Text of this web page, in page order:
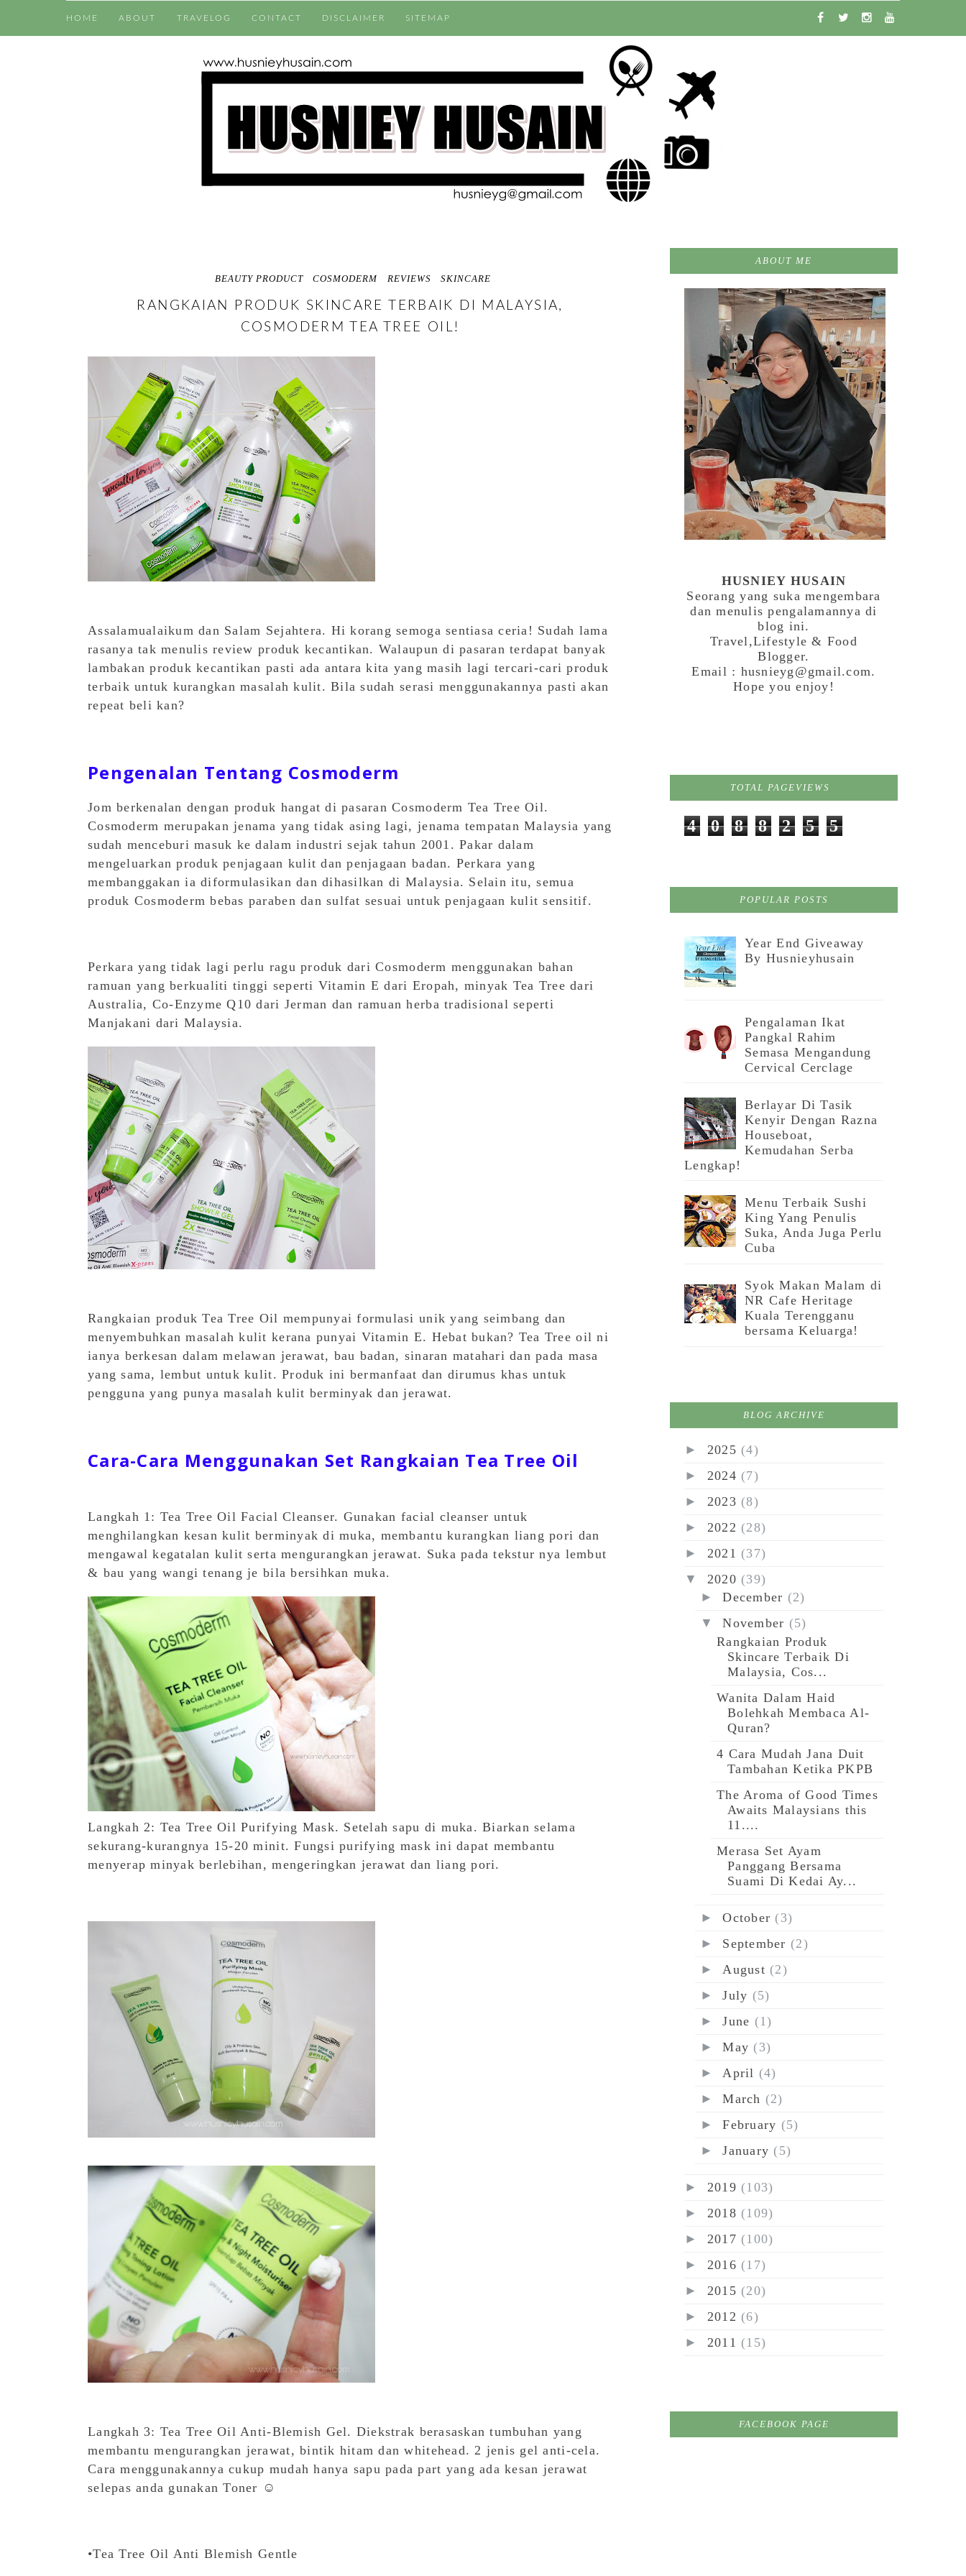
HOME ABOUT TRAVELOG CONTACT DISCLAIMER SITEMAP
BEAUTY PRODUCT COSMODERM REVIEWS SKINCARE
RANGKAIAN PRODUK SKINCARE TERBAIK DI MALAYSIA,
COSMODERM TEA TREE OIL!
Assalamualaikum dan Salam Sejahtera. Hi korang semoga sentiasa ceria! Sudah lama
rasanya tak menulis review produk kecantikan. Walaupun di pasaran terdapat banyak
lambakan produk kecantikan pasti ada antara kita yang masih lagi tercari-cari produk
terbaik untuk kurangkan masalah kulit. Bila sudah serasi menggunakannya pasti akan
repeat beli kan?
Pengenalan Tentang Cosmoderm
Jom berkenalan dengan produk hangat di pasaran Cosmoderm Tea Tree Oil.
Cosmoderm merupakan jenama yang tidak asing lagi, jenama tempatan Malaysia yang
sudah menceburi masuk ke dalam industri sejak tahun 2001. Pakar dalam
mengeluarkan produk penjagaan kulit dan penjagaan badan. Perkara yang
membanggakan ia diformulasikan dan dihasilkan di Malaysia. Selain itu, semua
produk Cosmoderm bebas paraben dan sulfat sesuai untuk penjagaan kulit sensitif.
Perkara yang tidak lagi perlu ragu produk dari Cosmoderm menggunakan bahan
ramuan yang berkualiti tinggi seperti Vitamin E dari Eropah, minyak Tea Tree dari
Australia, Co-Enzyme Q10 dari Jerman dan ramuan herba tradisional seperti
Manjakani dari Malaysia.
Rangkaian produk Tea Tree Oil mempunyai formulasi unik yang seimbang dan
menyembuhkan masalah kulit kerana punyai Vitamin E. Hebat bukan? Tea Tree oil ni
ianya berkesan dalam melawan jerawat, bau badan, sinaran matahari dan pada masa
yang sama, lembut untuk kulit. Produk ini bermanfaat dan dirumus khas untuk
pengguna yang punya masalah kulit berminyak dan jerawat.
Cara-Cara Menggunakan Set Rangkaian Tea Tree Oil
Langkah 1: Tea Tree Oil Facial Cleanser. Gunakan facial cleanser untuk
menghilangkan kesan kulit berminyak di muka, membantu kurangkan liang pori dan
mengawal kegatalan kulit serta mengurangkan jerawat. Suka pada tekstur nya lembut
& bau yang wangi tenang je bila bersihkan muka.
Langkah 2: Tea Tree Oil Purifying Mask. Setelah sapu di muka. Biarkan selama
sekurang-kurangnya 15-20 minit. Fungsi purifying mask ini dapat membantu
menyerap minyak berlebihan, mengeringkan jerawat dan liang pori.
Langkah 3: Tea Tree Oil Anti-Blemish Gel. Diekstrak berasaskan tumbuhan yang
membantu mengurangkan jerawat, bintik hitam dan whitehead. 2 jenis gel anti-cela.
Cara menggunakannya cukup mudah hanya sapu pada part yang ada kesan jerawat
selepas anda gunakan Toner ☺️
•Tea Tree Oil Anti Blemish Gentle
ABOUT ME
HUSNIEY HUSAIN
Seorang yang suka mengembara
dan menulis pengalamannya di
blog ini.
Travel,Lifestyle & Food
Blogger.
Email : husnieyg@gmail.com.
Hope you enjoy!
TOTAL PAGEVIEWS
4 0 8 8 2 5 5
POPULAR POSTS
Year End Giveaway
By Husnieyhusain
Pengalaman Ikat
Pangkal Rahim
Semasa Mengandung
Cervical Cerclage
Berlayar Di Tasik
Kenyir Dengan Razna
Houseboat,
Kemudahan Serba
Lengkap!
Menu Terbaik Sushi
King Yang Penulis
Suka, Anda Juga Perlu
Cuba
Syok Makan Malam di
NR Cafe Heritage
Kuala Terengganu
bersama Keluarga!
BLOG ARCHIVE
► 2025 (4)
► 2024 (7)
► 2023 (8)
► 2022 (28)
► 2021 (37)
▼ 2020 (39)
►December (2)
▼November (5)
Rangkaian Produk
Skincare Terbaik Di
Malaysia, Cos...
Wanita Dalam Haid
Bolehkah Membaca Al-
Quran?
4 Cara Mudah Jana Duit
Tambahan Ketika PKPB
The Aroma of Good Times
Awaits Malaysians this
11....
Merasa Set Ayam
Panggang Bersama
Suami Di Kedai Ay...
►October (3)
► September (2)
► August (2)
►July (5)
►June (1)
►May (3)
► April (4)
►March (2)
►February (5)
►January (5)
► 2019 (103)
► 2018 (109)
► 2017 (100)
► 2016 (17)
► 2015 (20)
► 2012 (6)
► 2011 (15)
FACEBOOK PAGE